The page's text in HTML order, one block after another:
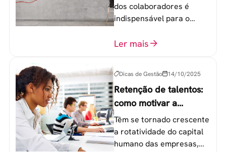
dos colaboradores é
indispensável para o
equipe de trabalho. 6
Ler mais
Dicas de Gestão 14/10/2025
Retenção de talentos:
como motivar a
geração Y nas
empresas?
Têm se tornado crescente
a rotatividade do capital
humano das empresas,